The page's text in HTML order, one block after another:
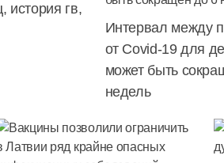
история гв,
Интервал между
от Covid-19 для
может быть
недель